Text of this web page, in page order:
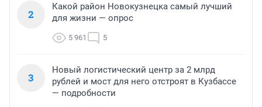
2
Какой район Новокузнецка самый лучший
для жизни — опрос
5 961 5
3
Новый логистический центр за 2 млрд
рублей и мост для него отстроят в Кузбассе
— подробности